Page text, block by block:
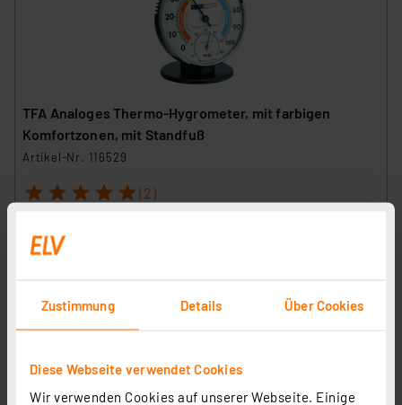
Zustimmung Details Über Cookies
Diese Webseite verwendet Cookies
Wir verwenden Cookies auf unserer Webseite. Einige
TFA Analoges Thermo-Hygrometer, mit farbigen
Komfortzonen, mit Standfuß
Artikel-Nr. 116529
1 2 3 4 5 (2)